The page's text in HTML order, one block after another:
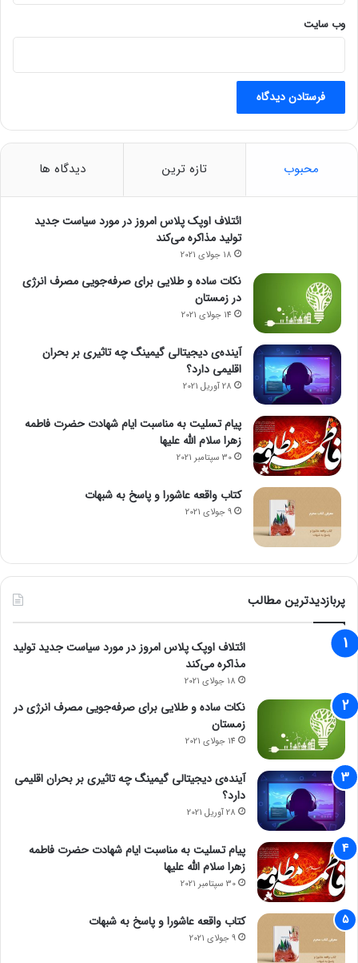
وب‌ سایت
محبوب تازه ترین دیدگاه ها
ائتلاف اوپک پلاس امروز در مورد سیاست جدید
تولید مذاکره می‌کند
18 جولای 2021
نکات ساده و طلایی برای صرفه‌جویی مصرف انرژی
در زمستان
14 جولای 2021
آینده‌ی دیجیتالی گیمینگ چه تاثیری بر بحران
اقلیمی دارد؟
28 آوریل 2021
پیام تسلیت به مناسبت ایام شهادت حضرت فاطمه
زهرا سلام الله علیها
30 سپتامبر 2021
کتاب واقعه عاشورا و پاسخ به شبهات
9 جولای 2021
پربازدیدترین مطالب
ائتلاف اوپک پلاس امروز در مورد سیاست جدید تولید
مذاکره می‌کند
18 جولای 2021
نکات ساده و طلایی برای صرفه‌جویی مصرف انرژی در
زمستان
14 جولای 2021
آینده‌ی دیجیتالی گیمینگ چه تاثیری بر بحران اقلیمی
دارد؟
28 آوریل 2021
پیام تسلیت به مناسبت ایام شهادت حضرت فاطمه
زهرا سلام الله علیها
30 سپتامبر 2021
کتاب واقعه عاشورا و پاسخ به شبهات
9 جولای 2021